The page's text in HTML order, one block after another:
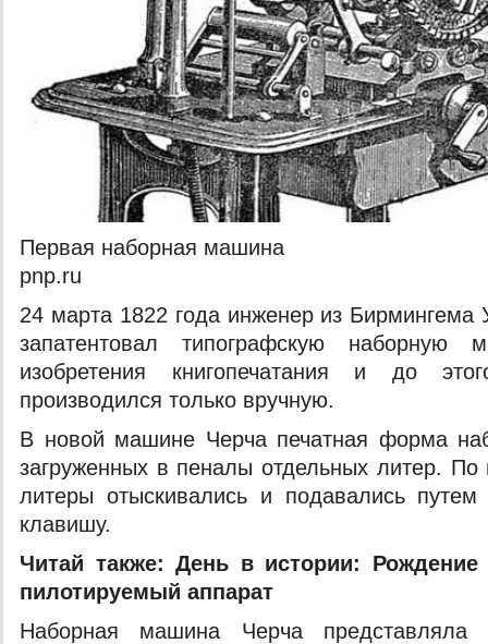
Первая наборная машина
pnp.ru
24 марта 1822 года инженер из
запатентовал типографскую наборную
изобретения книгопечатания и до
производился только вручную.
В новой машине Черча печатная форма
загруженных в пеналы отдельных литер. По
литеры отыскивались и подавались
клавишу.
Читай также: День в истории:
пилотируемый аппарат
Наборная машина Черча